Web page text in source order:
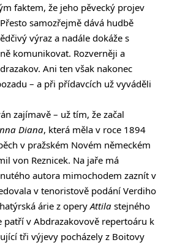
faktem, že jeho pěvecký projev
samozřejmě dává hudbě
výraz a nadále dokáže s
komunikovat. Rozverněji a
Ani ten však nakonec
– a při přídavcích už vyváděli
zajímavě – už tím, že začal
Diana, která měla v roce 1894
v pražském Novém německém
von Reznicek. Na jaře má
autora mimochodem zaznít v
v tenoristově podání Verdiho
árie z opery Attila stejného
v Abdrazakovově repertoáru k
tři výjevy pocházely z Boitovy